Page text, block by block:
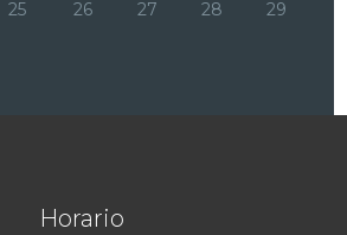
25 26 27 28
29
Horario